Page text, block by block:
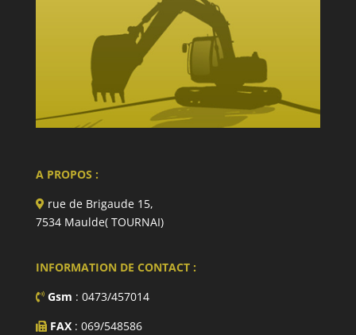
A PROPOS :
rue de Brigaude 15,
7534 Maulde( TOURNAI)
INFORMATION DE CONTACT :
Gsm : 0473/457014
FAX: 069/548586